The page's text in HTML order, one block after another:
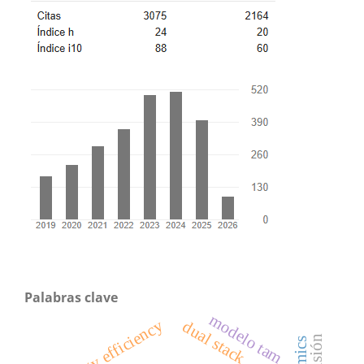
Palabras clave
dual stack
modelo tam